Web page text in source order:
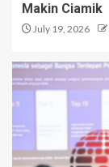
Makin Ciamik
July 19, 2026